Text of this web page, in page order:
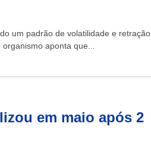
um padrão de volatilidade e retração
aponta que...
em maio após 2